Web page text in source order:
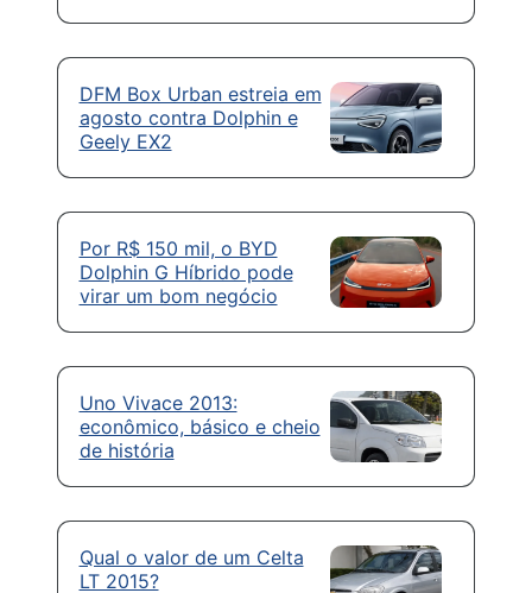
DFM Box Urban estreia em
agosto contra Dolphin e
Geely EX2
Por R$ 150 mil, o BYD
Dolphin G Híbrido pode
virar um bom negócio
Uno Vivace 2013:
econômico, básico e cheio
de história
Qual o valor de um Celta
LT 2015?